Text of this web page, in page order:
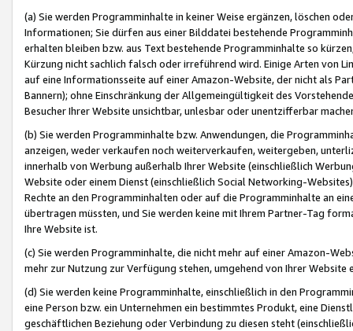
(a) Sie werden Programminhalte in keiner Weise ergänzen, löschen
Informationen; Sie dürfen aus einer Bilddatei bestehende
erhalten bleiben bzw. aus Text bestehende Programminhalte so
Kürzung nicht sachlich falsch oder irreführend wird. Einige Arten von
auf eine Informationsseite auf einer Amazon-Website, der nicht als
Bannern); ohne Einschränkung der Allgemeingültigkeit des
Besucher Ihrer Website unsichtbar, unlesbar oder unentzifferbar
(b) Sie werden Programminhalte bzw. Anwendungen, die
anzeigen, weder verkaufen noch weiterverkaufen, weitergeben,
innerhalb von Werbung außerhalb Ihrer Website (einschließlich
Website oder einem Dienst (einschließlich Social Networking-
Rechte an den Programminhalten oder auf die Programminhalte an
übertragen müssten, und Sie werden keine mit Ihrem Partner-Tag
Ihre Website ist.
(c) Sie werden Programminhalte, die nicht mehr auf einer Amazon-
mehr zur Nutzung zur Verfügung stehen, umgehend von Ihrer
(d) Sie werden keine Programminhalte, einschließlich in den
eine Person bzw. ein Unternehmen ein bestimmtes Produkt, eine
geschäftlichen Beziehung oder Verbindung zu diesen steht